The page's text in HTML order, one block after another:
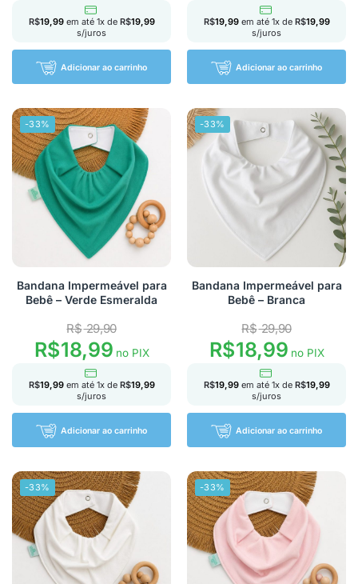
R$19,99 em até 1x de R$19,99
s/juros
Adicionar ao carrinho
R$19,99 em até 1x de R$19,99
s/juros
Adicionar ao carrinho
-33%
Bandana Impermeável para
Bebê – Verde Esmeralda
R$29,90
R$18,99no PIX
R$19,99 em até 1x de R$19,99
s/juros
Adicionar ao carrinho
-33%
Bandana Impermeável para
Bebê – Branca
R$29,90
R$18,99no PIX
R$19,99 em até 1x de R$19,99
s/juros
Adicionar ao carrinho
-33% -33%